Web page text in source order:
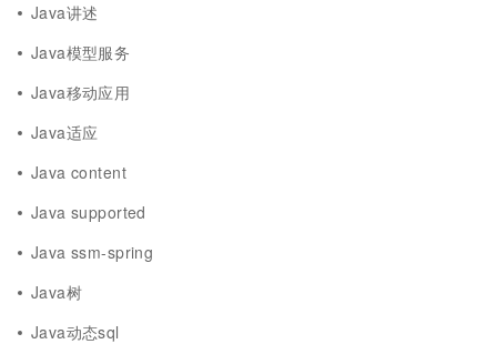
Java讲述
Java模型服务
Java移动应用
Java适应
Java content
Java supported
Java ssm-spring
Java树
Java动态sql